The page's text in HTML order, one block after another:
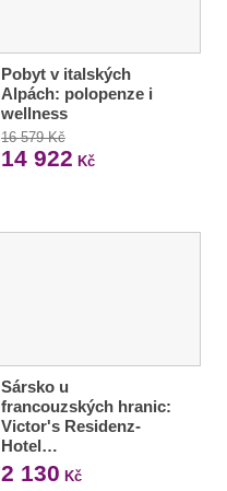
Pobyt v italských
Alpách: polopenze i
wellness
16 579 Kč
14 922 Kč
Sársko u
francouzských hranic:
Victor's Residenz-
Hotel…
2 130 Kč